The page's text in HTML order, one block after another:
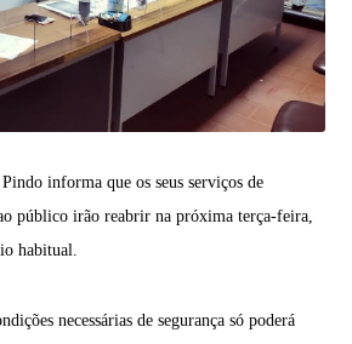
informa que os seus serviços de
público irão reabrir na próxima terça-feira,
habitual.
necessárias de segurança só poderá